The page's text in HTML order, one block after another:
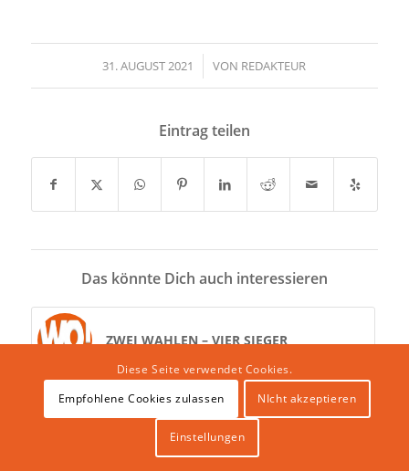
31. AUGUST 2021
/ VON REDAKTEUR
Eintrag teilen
Das könnte Dich auch interessieren
ZWEI WAHLEN – VIER SIEGER
„Er ist der Richtige!“ – Olaf Scholz
beeindruckte in Worms
Diese Seite verwendet Cookies.
Empfohlene Cookies zulassen
NIcht akzeptieren
Einstellungen